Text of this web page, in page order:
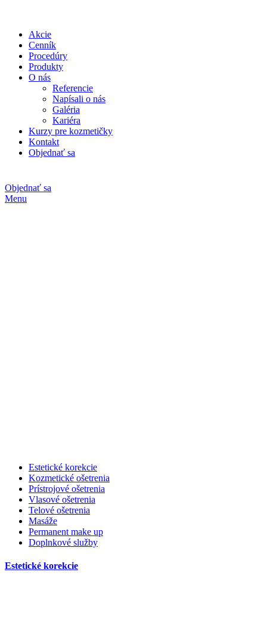
Akcie
Cenník
Procedúry
Produkty
O nás
Referencie
Napísali o nás
Galéria
Kariéra
Kurzy pre kozmetičky
Kontakt
Objednať sa
Objednať sa
Menu
Estetické korekcie
Kozmetické ošetrenia
Prístrojové ošetrenia
Vlasové ošetrenia
Telové ošetrenia
Masáže
Permanent make up
Doplnkové služby
Estetické korekcie